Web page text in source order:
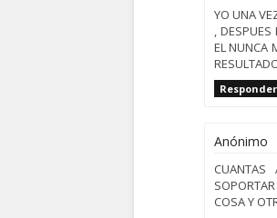
YO UNA
,
EL NUNCA
Responder
Anónimo
CUANTAS
COSA Y